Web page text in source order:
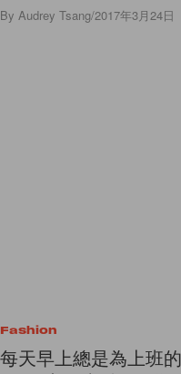
By Audrey Tsang/2017年3月24日
Fashion
每天早上總是為上班